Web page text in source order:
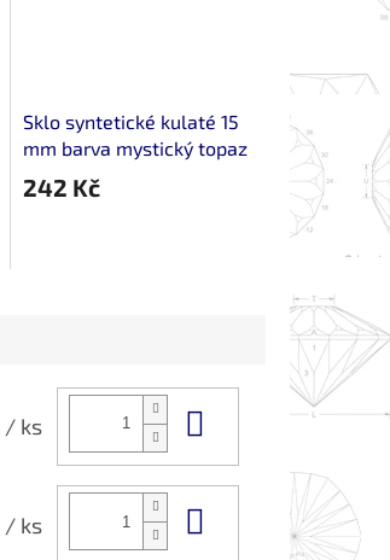
Sklo syntetické kulaté 15
mm barva mystický topaz
fasetovaný
242 Kč
/ ks Do košíku
/ ks Do košíku